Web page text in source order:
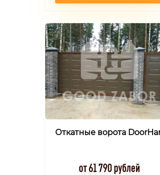
Откатные ворота
от 61 790 рублей